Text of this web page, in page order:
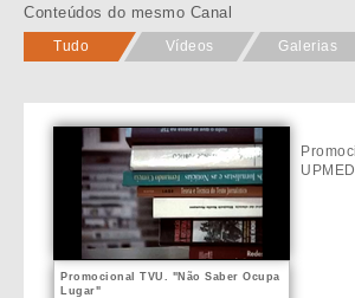
Conteúdos do mesmo Canal
Tudo Vídeos Galerias
Promocional TVU. "Não Saber Ocupa
Lugar"